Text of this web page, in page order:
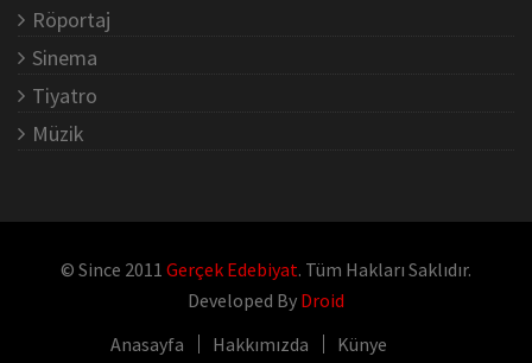
Röportaj
Sinema
Tiyatro
Müzik
© Since 2011 Gerçek Edebiyat. Tüm Hakları Saklıdır.
Developed By Droid
Anasayfa
Hakkımızda Künye